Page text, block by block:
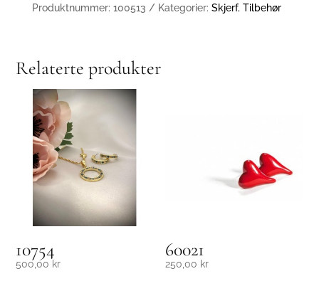
Produktnummer: 100513 Kategorier: Skjerf, Tilbehør
Relaterte produkter
10754
500,00 kr
60021
250,00 kr